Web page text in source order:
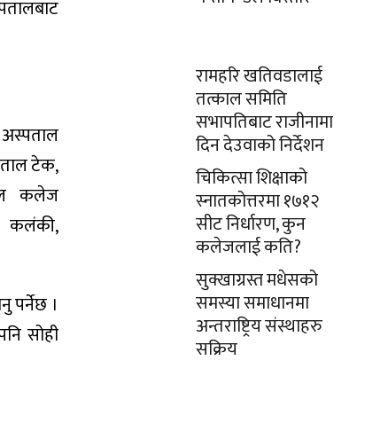
टेक,
कलेज
कलंकी,
पर्नेछ ।
सोही
रामहरि खतिवडालाई
तत्काल समिति
सभापतिबाट राजीनामा
दिन देउवाको निर्देशन
चिकित्सा शिक्षाको
स्नातकोत्तरमा १७१२
सीट निर्धारण, कुन
कलेजलाई कति?
सुक्खाग्रस्त मधेसको
समस्या समाधानमा
अन्तराष्ट्रिय संस्थाहरु
सक्रिय